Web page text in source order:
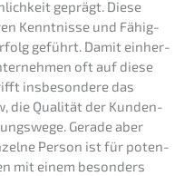
geprägt. Diese
Kennt­nis­se und Fähig­
geführt. Damit einher­
oft auf diese
insbe­son­de­re das
die Quali­tät der Kunden­
Gerade aber
Person ist für poten­
mit einem beson­ders